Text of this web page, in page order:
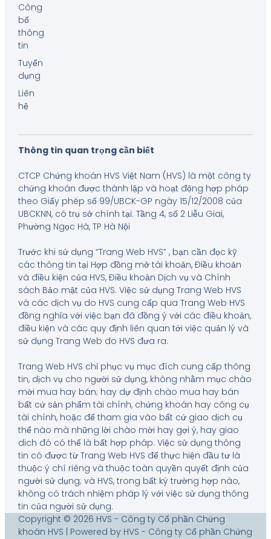
Công
bố
thông
tin
Tuyển
dụng
Liên
hệ
Thông tin quan trọng cần biết
CTCP Chứng khoán HVS Việt Nam (HVS) là một công ty
chứng khoán được thành lập và hoạt động hợp pháp
theo Giấy phép số 99/UBCK-GP ngày 15/12/2008 của
UBCKNN, có trụ sở chính tại: Tầng 4, số 2 Liễu Giai,
Phường Ngọc Hà, TP Hà Nội
Trước khi sử dụng “Trang Web HVS” , bạn cần đọc kỹ
các thông tin tại Hợp đồng mở tài khoản, Điều khoản
và điều kiện của HVS, Điều khoản Dịch vụ và Chính
sách Bảo mật của HVS. Việc sử dụng Trang Web HVS
và các dịch vụ do HVS cung cấp qua Trang Web HVS
đồng nghĩa với việc bạn đã đồng ý với các điều khoản,
điều kiện và các quy định liên quan tới việc quản lý và
sử dụng Trang Web do HVS đưa ra.
Trang Web HVS chỉ phục vụ mục đích cung cấp thông
tin, dịch vụ cho người sử dụng, không nhằm mục chào
mời mua hay bán; hay dự định chào mua hay bán
bất cứ sản phẩm tài chính, chứng khoán hay công cụ
tài chính, hoặc để tham gia vào bất cứ giao dịch cụ
thể nào mà những lời chào mời hay gợi ý, hay giao
dich đó có thể là bất hợp pháp. Việc sử dụng thông
tin có được từ Trang Web HVS để thực hiện đầu tư là
thuộc ý chí riêng và thuộc toàn quyền quyết định của
người sử dụng; và HVS, trong bất kỳ trường hợp nào,
không có trách nhiệm pháp lý với việc sử dụng thông
tin của người sử dụng.
Copyright © 2026 HVS - Công ty Cổ phần Chứng
khoán HVS | Powered by HVS - Công ty Cổ phần Chứng